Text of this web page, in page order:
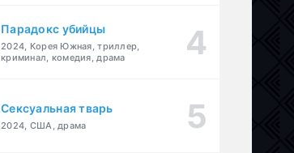
Парадокс убийцы
2024, Корея Южная, триллер,
криминал, комедия, драма
Сексуальная тварь
2024, США, драма